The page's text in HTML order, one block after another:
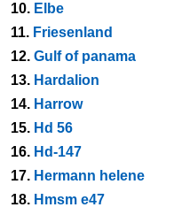
10. Elbe
11. Friesenland
12. Gulf of panama
13. Hardalion
14. Harrow
15. Hd 56
16. Hd-147
17. Hermann helene
18. Hmsm e47